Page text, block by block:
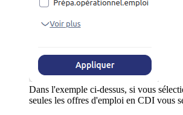
Dans l'exemple ci-dessus, si vous
seules les offres d'emploi en CDI vous